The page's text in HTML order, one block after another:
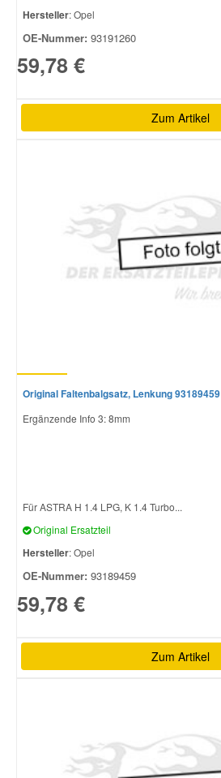
Hersteller: Opel
OE-Nummer: 93191260
59,78 €
Zum Artikel
Original Faltenbalgsatz, Lenkung 93189459
Ergänzende Info 3: 8mm
Für ASTRA H 1.4 LPG, K 1.4 Turbo...
Original Ersatzteil
Hersteller: Opel
OE-Nummer: 93189459
59,78 €
Zum Artikel